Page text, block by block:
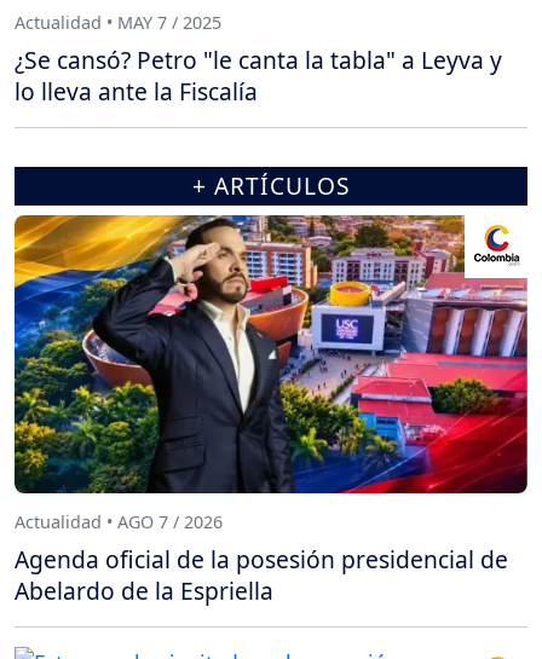
Actualidad • MAY 7 / 2025
¿Se cansó? Petro "le canta la tabla" a Leyva y
lo lleva ante la Fiscalía
+ ARTÍCULOS
Actualidad • AGO 7 / 2026
Agenda oficial de la posesión presidencial de
Abelardo de la Espriella